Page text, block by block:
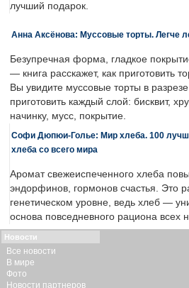
лучший подарок.
Анна Аксёнова: Муссовые торты. Легче
Безупречная форма, гладкое
— книга расскажет, как приготовить
Вы увидите муссовые торты в разрезе
приготовить каждый слой: бисквит,
начинку, мусс, покрытие.
Софи Дюпюи-Голье: Мир хлеба. 100
хлеба со всего мира
Аромат свежеиспеченного хлеба
эндорфинов, гормонов счастья. Это
генетическом уровне, ведь хлеб —
основа повседневного рациона всех
Новости
Все новости
В мире
Фото
Новости партнеров